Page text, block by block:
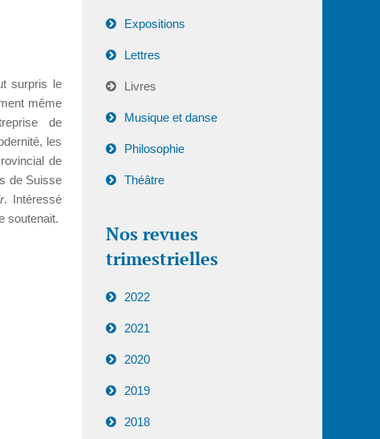
surpris le
même
de
les
de
de Suisse
. Intéressé
soutenait.
Expositions
Lettres
Livres
Musique et danse
Philosophie
Théâtre
Nos revues
trimestrielles
2022
2021
2020
2019
2018